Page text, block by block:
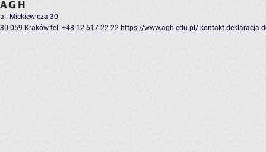
al. Mickiewicza 30
30-059 Kraków tel: +48 12 617 22 22 https://www.agh.edu.pl/ kontakt deklaracja